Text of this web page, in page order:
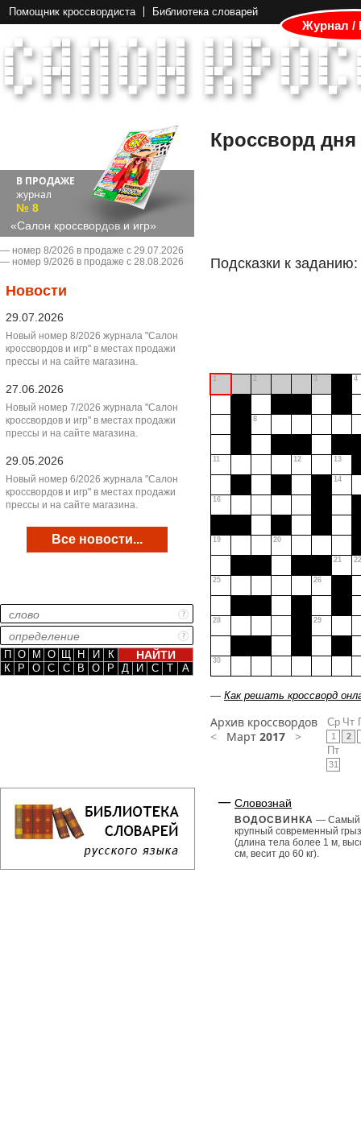
Помощник кроссвордиста Библиотека словарей
Журнал /
В ПРОДАЖЕ
журнал
№ 8
«Салон кроссвордов и игр»
― номер 8/2026 в продаже с 29.07.2026
― номер 9/2026 в продаже с 28.08.2026
Новости
29.07.2026
Новый номер 8/2026 журнала "Салон
кроссвордов и игр" в местах продажи
прессы и на сайте магазина.
27.06.2026
Новый номер 7/2026 журнала "Салон
кроссвордов и игр" в местах продажи
прессы и на сайте магазина.
29.05.2026
Новый номер 6/2026 журнала "Салон
кроссвордов и игр" в местах продажи
прессы и на сайте магазина.
Все новости...
П О М О Щ Н И
К
К
Р О С С В О Р Д И С Т А
Кроссворд дня
Подсказки к заданию:
1 2 3 4
8
11 12 13
14
16
19 20
21 22
25 26
28 29
30
— Как решать кроссворд
Архив кроссвордов
< Март 2017 >
Ср
1
Чт
2
Пт
31
Словознай
ВОДОСВИНКА — Самый
крупный современный
(длина тела более 1 м,
см, весит до 60 кг).